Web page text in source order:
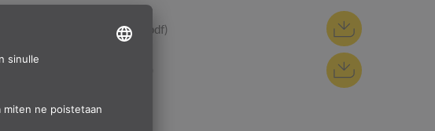
Tietolehti (pdf)